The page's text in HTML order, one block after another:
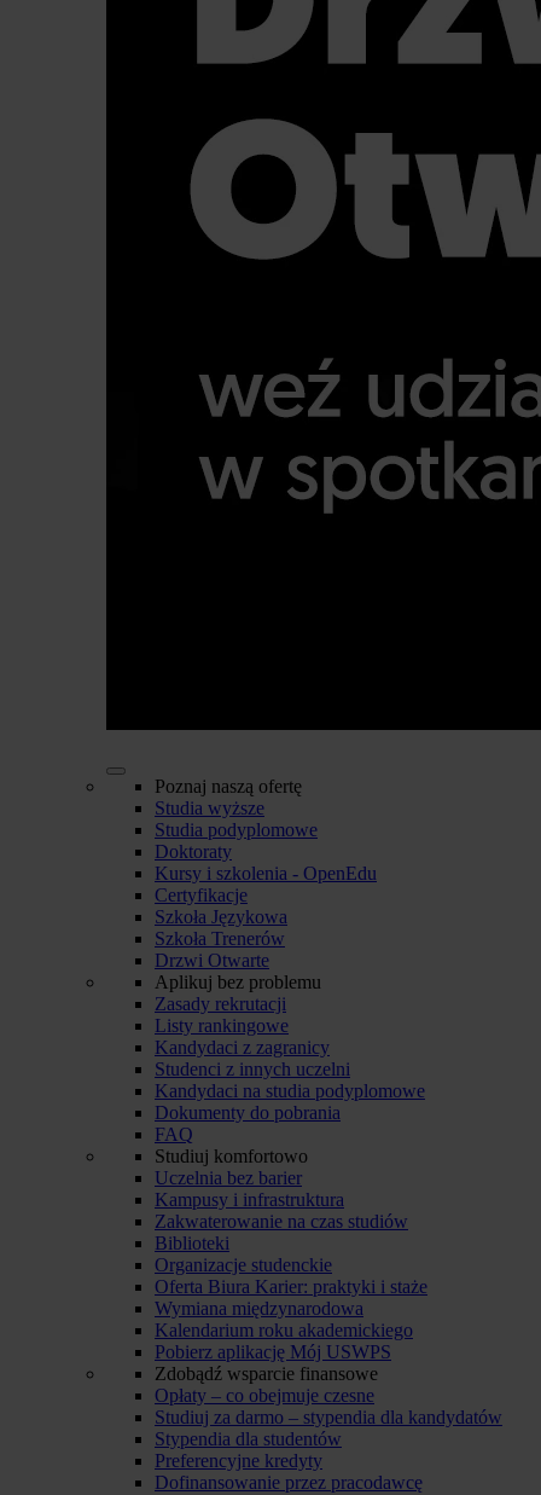
Poznaj naszą ofertę
Studia wyższe
Studia podyplomowe
Doktoraty
Kursy i szkolenia - OpenEdu
Certyfikacje
Szkoła Językowa
Szkoła Trenerów
Drzwi Otwarte
Aplikuj bez problemu
Zasady rekrutacji
Listy rankingowe
Kandydaci z zagranicy
Studenci z innych uczelni
Kandydaci na studia podyplomowe
Dokumenty do pobrania
FAQ
Studiuj komfortowo
Uczelnia bez barier
Kampusy i infrastruktura
Zakwaterowanie na czas studiów
Biblioteki
Organizacje studenckie
Oferta Biura Karier: praktyki i staże
Wymiana międzynarodowa
Kalendarium roku akademickiego
Pobierz aplikację Mój USWPS
Zdobądź wsparcie finansowe
Opłaty – co obejmuje czesne
Studiuj za darmo – stypendia dla kandydatów
Stypendia dla studentów
Preferencyjne kredyty
Dofinansowanie przez pracodawcę